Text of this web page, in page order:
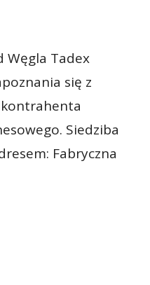
Węgla Tadex
się z
Siedziba
Fabryczna